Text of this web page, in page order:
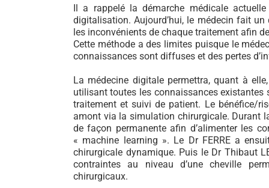
Il a rappelé la démarche médicale
digitalisation. Aujourd’hui, le médecin fait
les inconvénients de chaque traitement afin
Cette méthode a des limites puisque le
connaissances sont diffuses et des pertes
La médecine digitale permettra, quant à
utilisant toutes les connaissances existantes
traitement et suivi de patient. Le bénéfice/
amont via la simulation chirurgicale. Durant
de façon permanente afin d’alimenter les
« machine learning ». Le Dr FERRE a
chirurgicale dynamique. Puis le Dr Thibaut
contraintes au niveau d’une cheville
chirurgicaux.